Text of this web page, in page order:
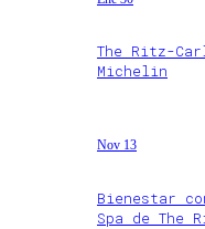
The Ritz-
Michelin
Nov 13
Bienestar
Spa de The